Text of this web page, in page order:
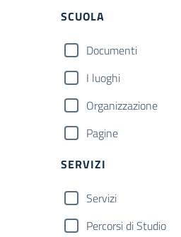
Filtri
SCUOLA
Documenti
I luoghi
Organizzazione
Pagine
SERVIZI
Servizi
Percorsi di Studio